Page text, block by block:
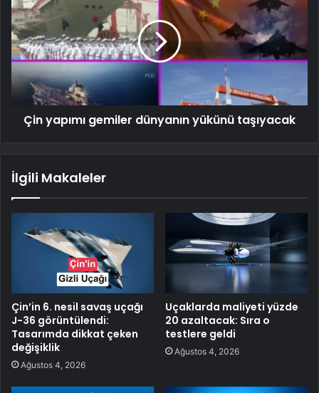
Çin yapımı gemiler dünyanın yükünü taşıyacak
İlgili Makaleler
Çin’in 6. nesil savaş uçağı
J-36 görüntülendi:
Tasarımda dikkat çeken
değişiklik
Ağustos 4, 2026
Uçaklarda maliyeti yüzde
20 azaltacak: Sıra o
testlere geldi
Ağustos 4, 2026